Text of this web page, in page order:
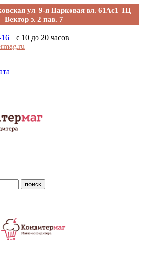
ул. 9-я Парковая вл. 61Ас1 ТЦ
Вектор э. 2 пав. 7
16
с 10 до 20 часов
поиск